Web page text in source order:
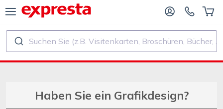
PRODUKTE
VERLAGE UND AUTOREN
Suchen Sie (z.B. Visitenkarten, Broschüren, Bücher, ...)
Haben Sie ein Grafikdesign?